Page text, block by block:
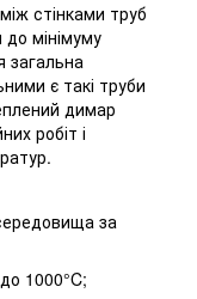
стінками труб
мінімуму
загальна
є такі труби
димар
робіт і
за
1000°C;